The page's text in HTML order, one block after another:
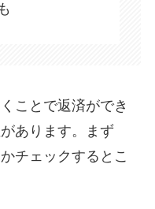
ことで返済ができ
あります。まず
チェックするとこ